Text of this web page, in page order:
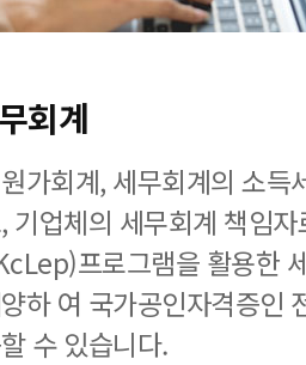
회계
가회계, 세무회계의 소득
기업체의 세무회계 책임
프로그램을 활용한
하 여 국가공인자격증인
수 있습니다.